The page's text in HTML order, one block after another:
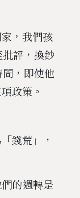
，我們孩
評，換鈔
，即使他
政策。
錢荒」，
的週轉是